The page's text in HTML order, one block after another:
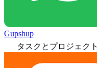
Gupshup
タスクとプロジェクト